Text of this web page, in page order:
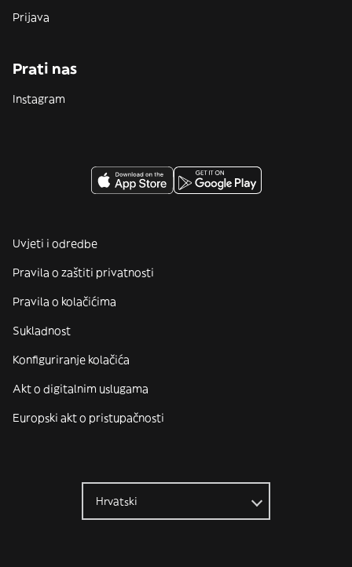
Prijava
Prati nas
Instagram
Uvjeti i odredbe
Pravila o zaštiti privatnosti
Pravila o kolačićima
Sukladnost
Konfiguriranje kolačića
Akt o digitalnim uslugama
Europski akt o pristupačnosti